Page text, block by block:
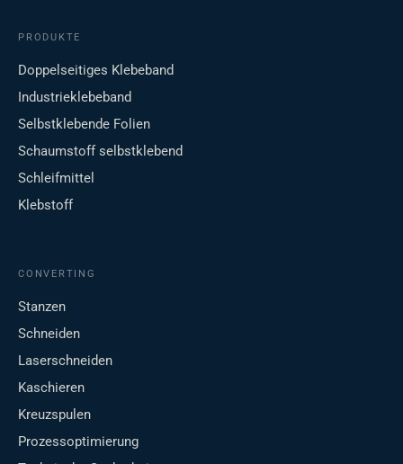
PRODUKTE
Doppelseitiges Klebeband
Industrieklebeband
Selbstklebende Folien
Schaumstoff selbstklebend
Schleifmittel
Klebstoff
CONVERTING
Stanzen
Schneiden
Laserschneiden
Kaschieren
Kreuzspulen
Prozessoptimierung